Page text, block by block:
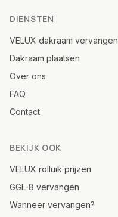
DIENSTEN
VELUX dakraam vervangen
Dakraam plaatsen
Over ons
FAQ
Contact
BEKIJK OOK
VELUX rolluik prijzen
GGL-8 vervangen
Wanneer vervangen?